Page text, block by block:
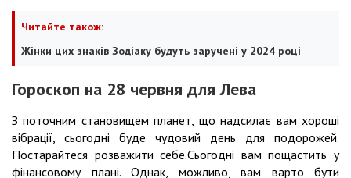
Читайте також:
Жінки цих знаків Зодіаку будуть заручені у 2024 році
Гороскоп на 28 червня для Лева
З поточним становищем планет, що надсилає вам хороші
вібрації, сьогодні буде чудовий день для подорожей.
Постарайтеся розважити себе.Сьогодні вам пощастить у
фінансовому плані. Однак, можливо, вам варто бути